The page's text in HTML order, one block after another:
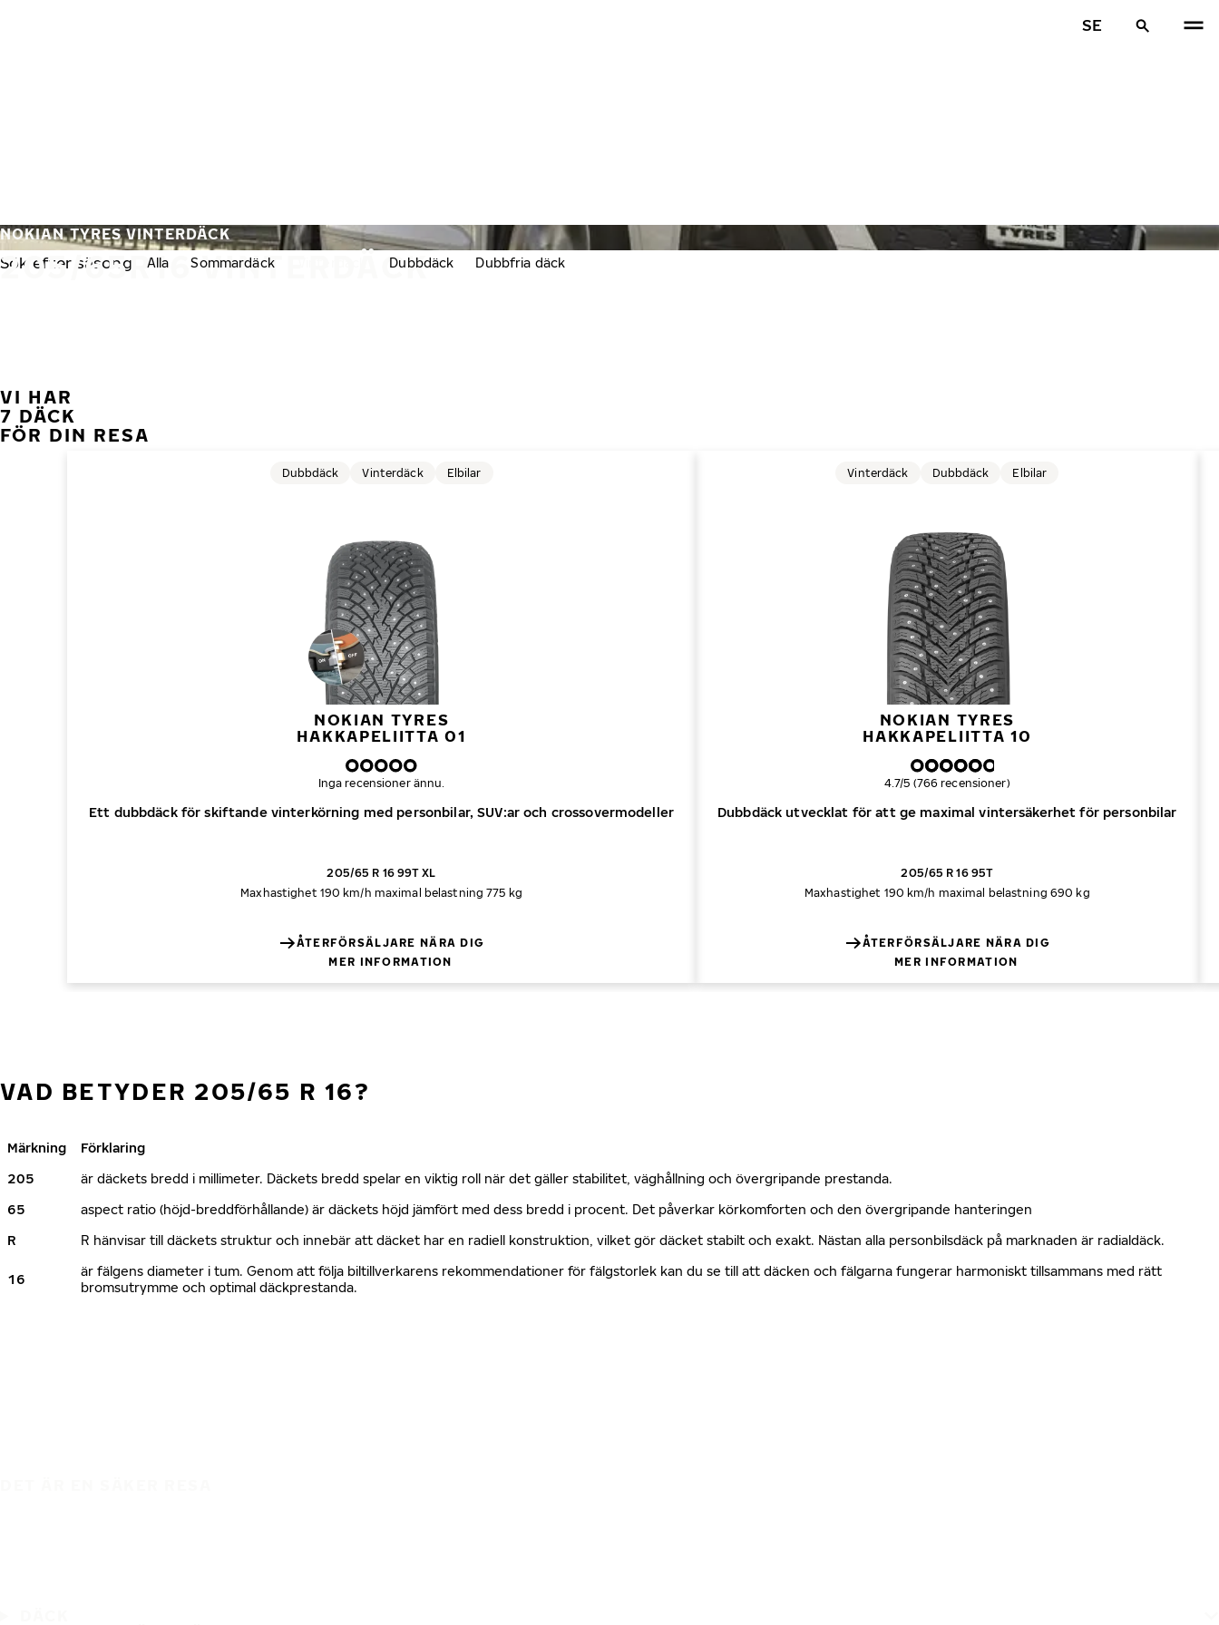
SE
205/65R16 VINTERDÄCK
NOKIAN TYRES VINTERDÄCK
Sök efter säsong: Alla Sommardäck Dubbdäck Dubbfria däck
VI HAR
7 DÄCK
FÖR DIN RESA
NOKIAN TYRES
HAKKAPELIITTA 01
Ett dubbdäck för skiftande vinterkörning med personbilar, SUV:ar och crossovermodeller
Dubbdäck Vinterdäck Elbilar
Inga recensioner ännu.
205/65 R 16 99T XL
Maxhastighet 190 km/h maximal belastning 775 kg
ÅTERFÖRSÄLJARE NÄRA DIG
MER INFORMATION
NOKIAN TYRES
HAKKAPELIITTA 10
Dubbdäck utvecklat för att ge maximal vintersäkerhet för personbilar
Vinterdäck Dubbdäck Elbilar
Övergripande betyg
4.7/5 (766 recensioner)
205/65 R 16 95T
Maxhastighet 190 km/h maximal belastning 690 kg
ÅTERFÖRSÄLJARE NÄRA DIG
MER INFORMATION
VAD BETYDER 205/65 R 16?
Märkning
Förklaring
205
är däckets bredd i millimeter. Däckets bredd spelar en viktig roll när det gäller stabilitet, väghållning och övergripande prestanda.
65
aspect ratio (höjd-breddförhållande) är däckets höjd jämfört med dess bredd i procent. Det påverkar körkomforten och den övergripande hanteringen
R
R hänvisar till däckets struktur och innebär att däcket har en radiell konstruktion, vilket gör däcket stabilt och exakt. Nästan alla personbilsdäck på marknaden är radialdäck.
16
är fälgens diameter i tum. Genom att följa biltillverkarens rekommendationer för fälgstorlek kan du se till att däcken och fälgarna fungerar harmoniskt tillsammans med rätt
bromsutrymme och optimal däckprestanda.